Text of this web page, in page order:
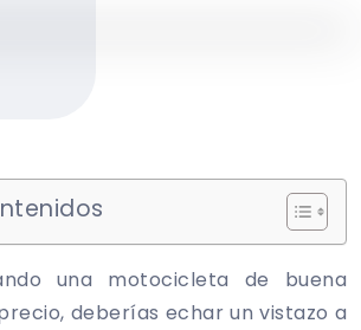
una motocicleta de buena
deberías echar un vistazo a